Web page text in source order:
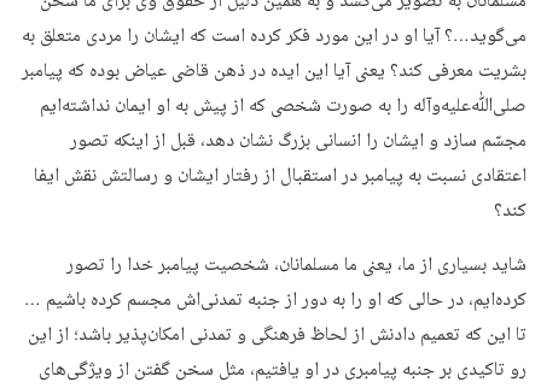
می‌گوید…؟ آیا او در این مورد فکر کرده است که ایشان را مردی متعلق به
بشریت معرفی کند؟ یعنی آیا این ایده در ذهن قاضی عیاض بوده که پیامبر
صلی‌ﷲ‌علیه‌وآله را به صورت شخصی که از پیش به او ایمان نداشته‌ایم
مجسّم سازد و ایشان را انسانی بزرگ نشان دهد، قبل از اینکه تصور
اعتقادی نسبت به پیامبر در استقبال از رفتار ایشان و رسالتش نقش ایفا
کند؟
شاید بسیاری از ما، یعنی ما مسلمانان، شخصیت پیامبر خدا را تصور
کرده‌ایم، در حالی که او را به دور از جنبه تمدنی‌اش مجسم کرده باشیم …
تا این که تعمیم دادنش از لحاظ فرهنگی و تمدنی امکان‌پذیر باشد؛ از این
رو تاکیدی بر جنبه پیامبری در او یافتیم، مثل سخن گفتن از ویژگی‌های